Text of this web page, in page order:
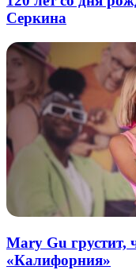
Серкина
Mary Gu грустит,
«Калифорния»